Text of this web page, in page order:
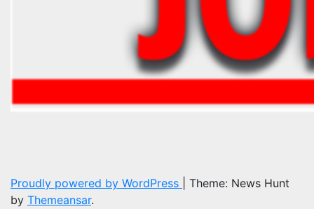
Proudly powered by WordPress
Theme: News Hunt
by Themeansar.